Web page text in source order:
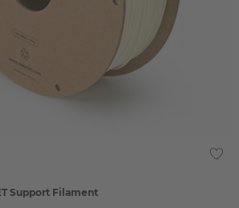
Support Filament